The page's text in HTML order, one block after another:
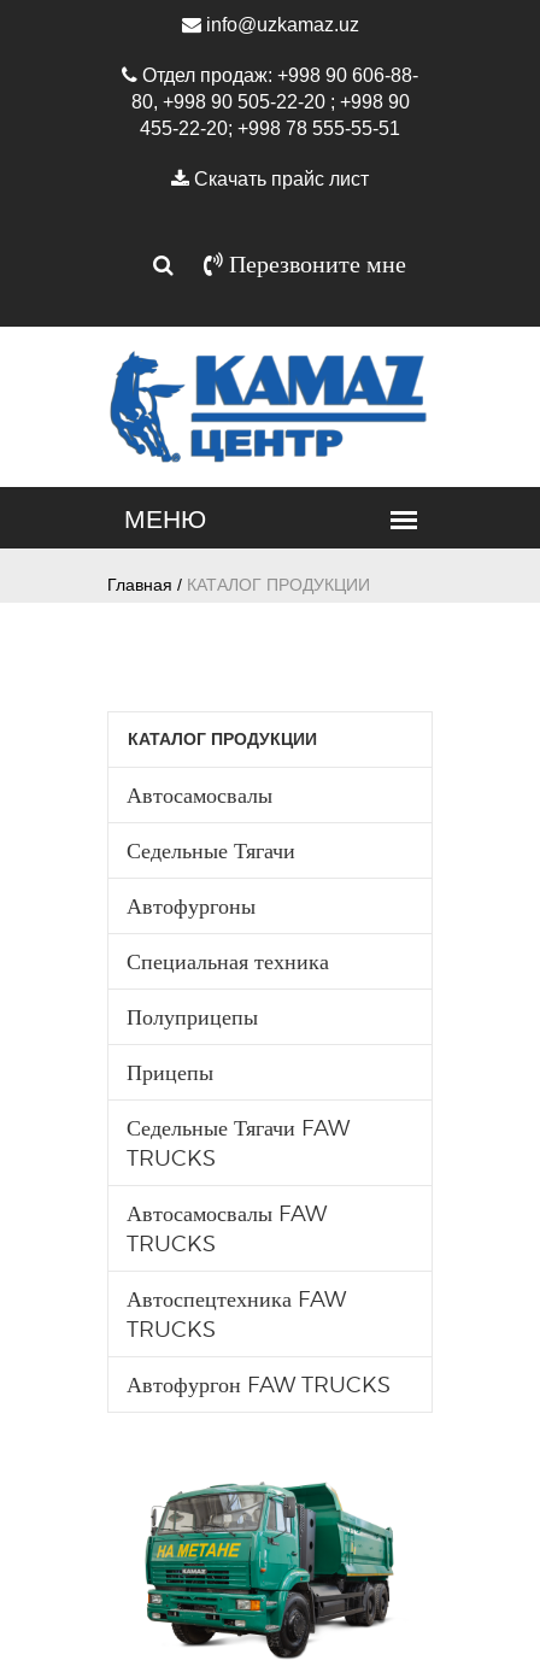
info@uzkamaz.uz
Отдел продаж: +998 90 606-88-
80, +998 90 505-22-20 ; +998 90
455-22-20; +998 78 555-55-51
Скачать прайс лист
Перезвоните мне
Главная / КАТАЛОГ ПРОДУКЦИИ
КАТАЛОГ ПРОДУКЦИИ
Автосамосвалы
Седельные Тягачи
Автофургоны
Специальная техника
Полуприцепы
Прицепы
Седельные Тягачи FAW
TRUCKS
Автосамосвалы FAW
TRUCKS
Автоспецтехника FAW
TRUCKS
Автофургон FAW TRUCKS